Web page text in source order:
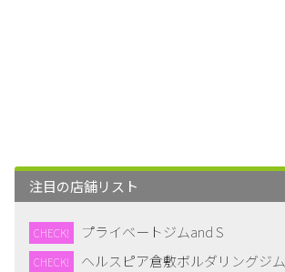
注目の店舗リスト
CHECK! プライベートジムand S
CHECK! ヘルスピア倉敷ボルダリングジム